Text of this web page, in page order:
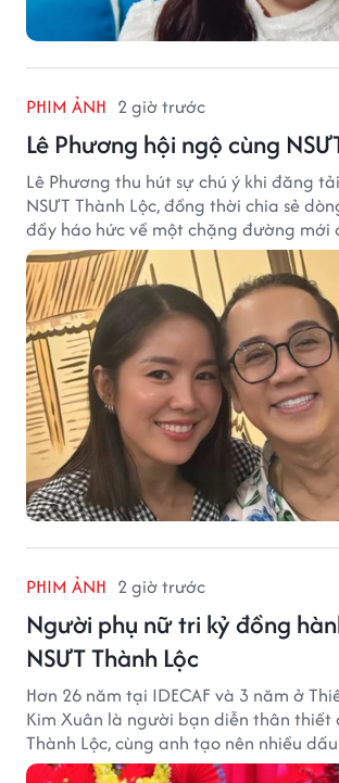
PHIM ẢNH 2 giờ trước
Lê Phương hội ngộ cùng
Lê Phương thu hút sự chú ý khi đăng
NSƯT Thành Lộc, đồng thời chia sẻ
đầy háo hức về một chặng đường mới
PHIM ẢNH 2 giờ trước
Người phụ nữ tri kỷ đồng
NSƯT Thành Lộc
Hơn 26 năm tại IDECAF và 3 năm ở
Kim Xuân là người bạn diễn thân thiết
Thành Lộc, cùng anh tạo nên nhiều
khấu.